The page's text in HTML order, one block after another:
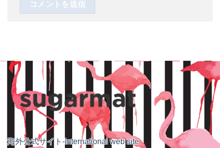
海外公式サイト-international web site